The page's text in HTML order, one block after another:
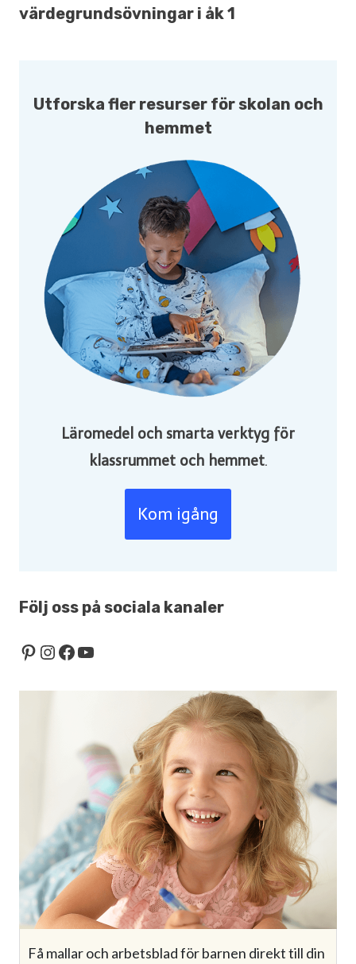
värdegrundsövningar i åk 1
Utforska fler resurser för skolan och
hemmet
Läromedel och smarta verktyg för
klassrummet och hemmet.
Kom igång
Följ oss på sociala kanaler
Pinterest
Instagram
Facebook
YouTube
Få mallar och arbetsblad för barnen direkt till din